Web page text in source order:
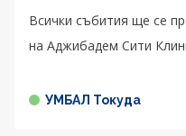
Всички събития ще се
на Аджибадем Сити
УМБАЛ Токуда